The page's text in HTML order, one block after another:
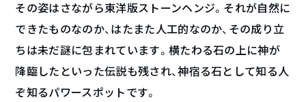
その姿はさながら東洋版ストーンヘンジ。それが自然に
できたものなのか、はたまた人工的なのか、その成り立
ちは未だ謎に包まれています。横たわる石の上に神が
降臨したといった伝説も残され、神宿る石として知る人
ぞ知るパワースポットです。